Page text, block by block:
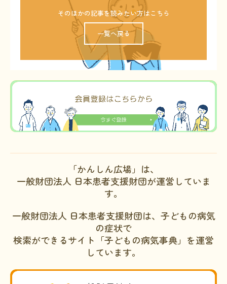
そのほかの記事を読みたい方はこちら
一覧へ戻る
「かんしん広場」は、
一般財団法人 日本患者支援財団が運営していま
す。
一般財団法人 日本患者支援財団は、子どもの病気
の症状で
検索ができるサイト「子どもの病気事典」を運営
しています。